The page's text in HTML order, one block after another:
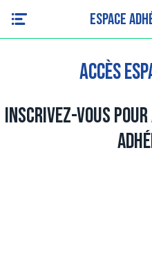
Espace
Accès
Inscrivez-vous pour